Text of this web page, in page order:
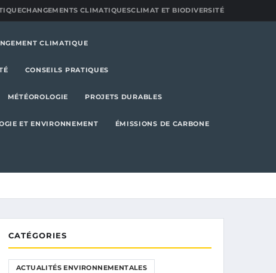
CHANGEMENTS CLIMATIQUESCLIMAT ET BIODIVERSITÉ
CLIMATIQUE
CONSEILS PRATIQUES
MÉTÉOROLOGIE PROJETS DURABLES
ET ENVIRONNEMENT ÉMISSIONS DE CARBONE
CATÉGORIES
ACTUALITÉS ENVIRONNEMENTALES